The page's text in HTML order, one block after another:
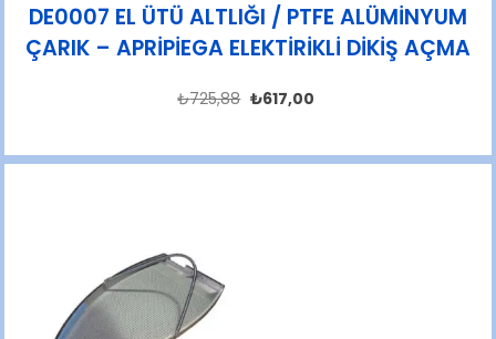
DE0007 EL ÜTÜ ALTLIĞI / PTFE ALÜMİNYUM
ÇARIK – APRİPİEGA ELEKTİRİKLİ DİKİŞ AÇMA
₺725,88 ₺617,00